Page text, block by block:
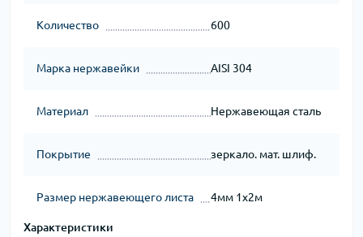
Количество 600
Марка нержавейки AISI 304
Материал Нержавеющая сталь
Покрытие зеркало. мат. шлиф.
Размер нержавеющего листа 4мм 1х2м
Характеристики